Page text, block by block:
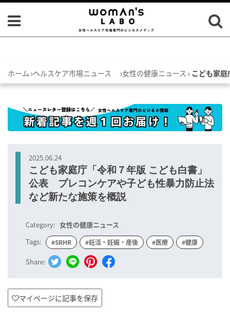
ホーム ヘルスケア市場ニュース 女性の健康ニュース こども家
2025.06.24
こども家庭庁「令和７年版 こども白書」
公表 プレコンケアや子ども性暴力防止法
など新たな施策を概説
Category: 女性の健康ニュース
Tags:
#SRHR #妊活・妊娠・産後 #医療 #健康
Share:
マイページに記事を保存